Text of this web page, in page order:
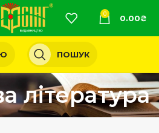
0 0.00₴
ПОШУК
література